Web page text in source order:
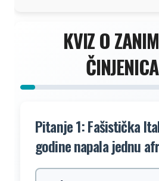
KVIZ O
Pitanje 1: Fašistička
godine napala jednu